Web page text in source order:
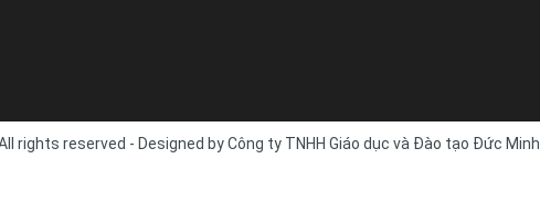
rights reserved - Designed by Công ty TNHH Giáo dục và Đào tạo Đức Minh